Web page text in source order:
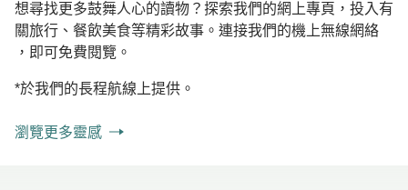
想尋找更多鼓舞人心的讀物？探索我們的網上專頁，投入有
關旅行、餐飲美食等精彩故事。連接我們的機上無線網絡
，即可免費閱覽。
*於我們的長程航線上提供。
瀏覽更多靈感